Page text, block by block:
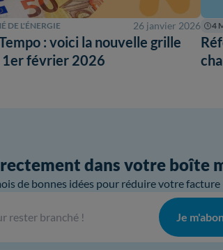
DE L'ÉNERGIE 26 janvier 2026
: voici la nouvelle grille
1er février 2026
4
dans votre boîte
de bonnes idées pour réduire votre facture
Je